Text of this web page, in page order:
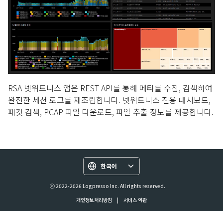
RSA 넷위트니스 앱은 REST API를 통해 메타를 수집, 검색하여
완전한 세션 로그를 재조립합니다. 넷위트니스 전용 대시보드,
패킷 검색, PCAP 파일 다운로드, 파일 추출 정보를 제공합니다.
한국어
ⓒ 2022-2026 Logpresso Inc. All rights reserved.
개인정보처리방침
| 서비스 약관